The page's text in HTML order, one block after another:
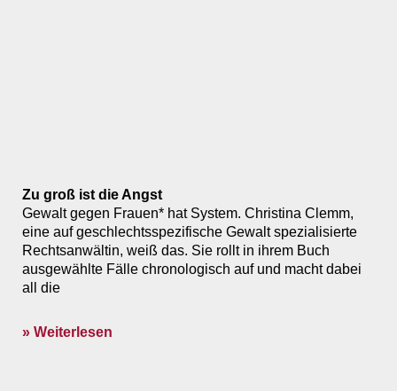
Zu groß ist die Angst
Gewalt gegen Frauen* hat System. Christina Clemm,
eine auf geschlechtsspezifische Gewalt spezialisierte
Rechtsanwältin, weiß das. Sie rollt in ihrem Buch
ausgewählte Fälle chronologisch auf und macht dabei
all die
» Weiterlesen